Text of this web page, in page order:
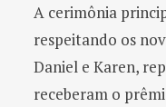
A cerimônia
respeitando os
Daniel e Karen,
receberam o